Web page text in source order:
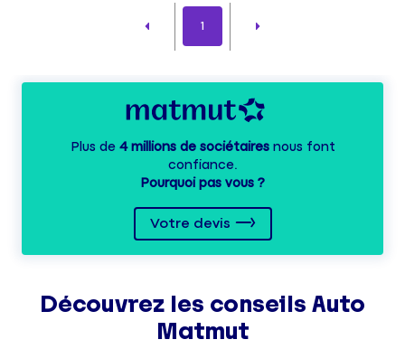
1
Plus de 4 millions de sociétairesnous font
confiance.
Pourquoi pas vous ?
Votre devis
Découvrez les conseils Auto
Matmut